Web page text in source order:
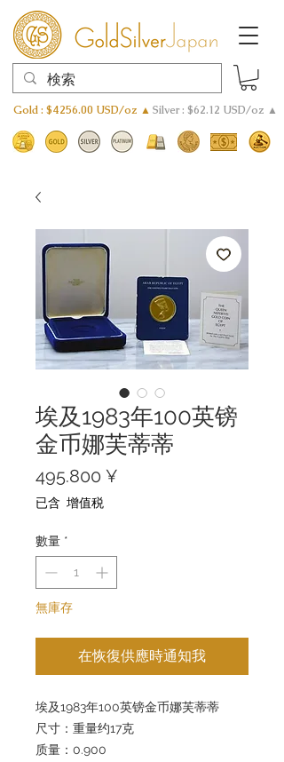
Gold : $4256.00 USD/oz ▲ Silver : $62.12 USD/oz ▲
埃及1983年100英镑
金币娜芙蒂蒂
495.800 ¥
已含 增值税
數量 *
無庫存
在恢復供應時通知我
埃及1983年100英镑金币娜芙蒂蒂
尺寸：重量约17克
质量：0.900